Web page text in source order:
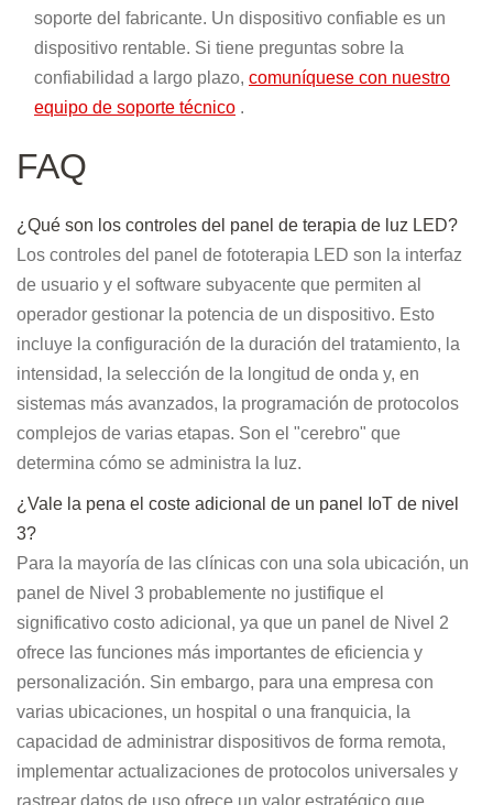
soporte del fabricante. Un dispositivo confiable es un
dispositivo rentable. Si tiene preguntas sobre la
confiabilidad a largo plazo, comuníquese con nuestro
equipo de soporte técnico .
FAQ
¿Qué son los controles del panel de terapia de luz LED?
Los controles del panel de fototerapia LED son la interfaz
de usuario y el software subyacente que permiten al
operador gestionar la potencia de un dispositivo. Esto
incluye la configuración de la duración del tratamiento, la
intensidad, la selección de la longitud de onda y, en
sistemas más avanzados, la programación de protocolos
complejos de varias etapas. Son el "cerebro" que
determina cómo se administra la luz.
¿Vale la pena el coste adicional de un panel IoT de nivel
3?
Para la mayoría de las clínicas con una sola ubicación, un
panel de Nivel 3 probablemente no justifique el
significativo costo adicional, ya que un panel de Nivel 2
ofrece las funciones más importantes de eficiencia y
personalización. Sin embargo, para una empresa con
varias ubicaciones, un hospital o una franquicia, la
capacidad de administrar dispositivos de forma remota,
implementar actualizaciones de protocolos universales y
rastrear datos de uso ofrece un valor estratégico que